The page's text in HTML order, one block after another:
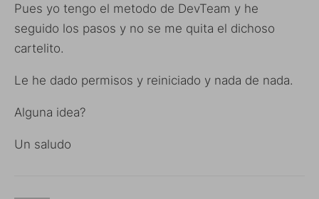
Pues yo tengo el metodo de DevTeam y he
seguido los pasos y no se me quita el dichoso
cartelito.
Le he dado permisos y reiniciado y nada de nada.
Alguna idea?
Un saludo